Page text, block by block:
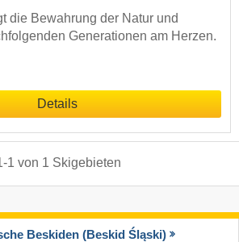
die Bewahrung der Natur und
Generationen am Herzen.
Details
-1 von 1 Skigebieten
Beskiden (Beskid Śląski)